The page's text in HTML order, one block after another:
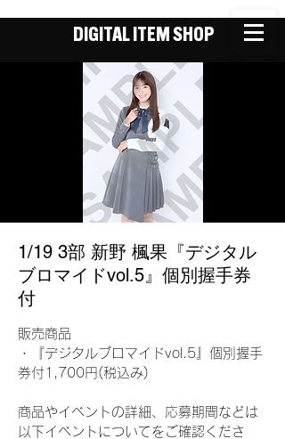
DIGITAL ITEM SHOP
1/19 3部 新野 楓果『デジタル
ブロマイドvol.5』個別握手券
付
販売商品
・『デジタルブロマイドvol.5』個別握手
券付1,700円(税込み)
商品やイベントの詳細、応募期間などは
以下イベントについてをご確認くださ